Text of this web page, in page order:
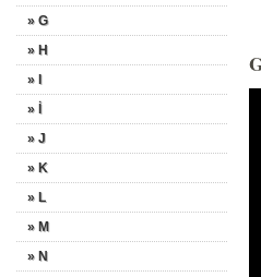
» G
» H
» I
» İ
» J
» K
» L
» M
» N